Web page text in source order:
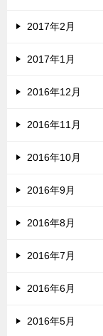
2017年2月
2017年1月
2016年12月
2016年11月
2016年10月
2016年9月
2016年8月
2016年7月
2016年6月
2016年5月